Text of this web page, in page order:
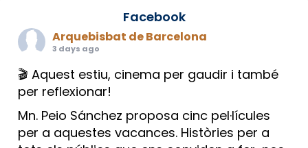
Facebook
Arquebisbat de Barcelona
3 days ago
🎬 Aquest estiu, cinema per gaudir i també
per reflexionar!
Mn. Peio Sánchez proposa cinc pel·lícules
per a aquestes vacances. Històries per a